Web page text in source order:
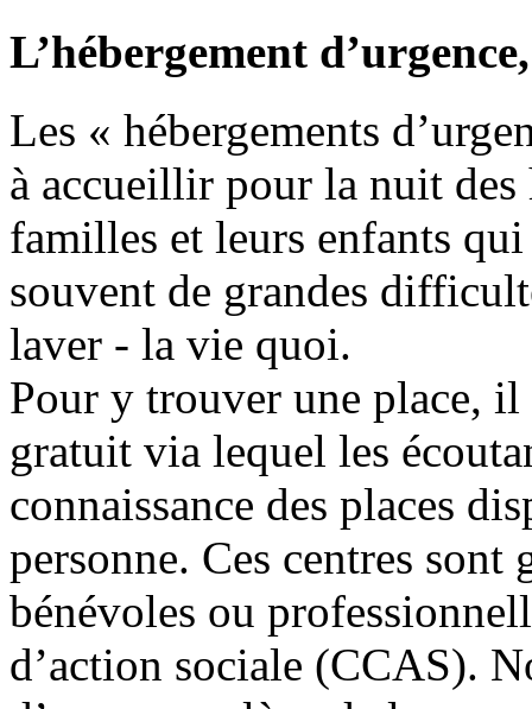
L’hébergement
Les « hébergements
à accueillir pour la nuit des
familles et leurs enfants
souvent de grandes
laver - la vie quoi.
Pour y trouver une place,
gratuit via lequel les
connaissance des places
personne. Ces centres sont
bénévoles ou
d’action sociale (CCAS).